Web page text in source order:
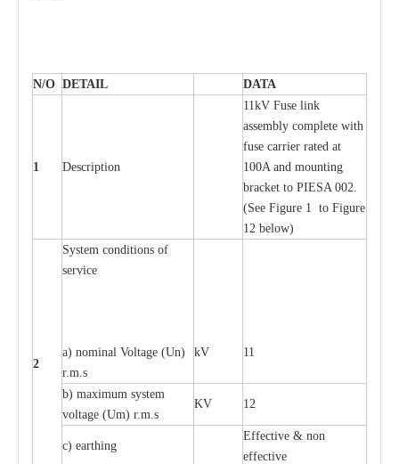
N/O DETAIL DATA
1 Description
11kV Fuse link
assembly complete with
fuse carrier rated at
100A and mounting
bracket to PIESA 002.
(See Figure 1 to Figure
12 below)
2
System conditions of
service
a) nominal Voltage (Un)
r.m.s
kV 11
b) maximum system
voltage (Um) r.m.s
KV 12
c) earthing
Effective & non
effective